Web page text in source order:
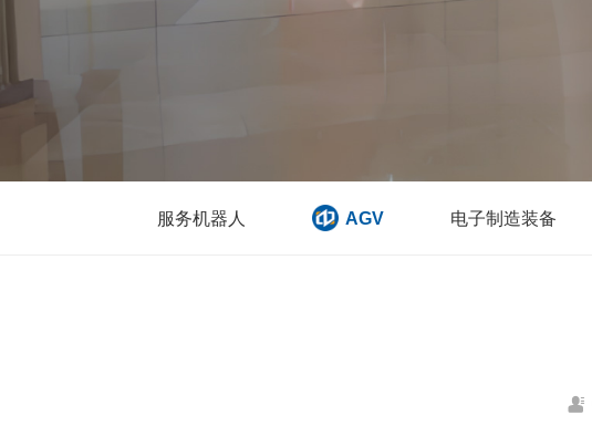
服务机器人 AGV 电子制造装备